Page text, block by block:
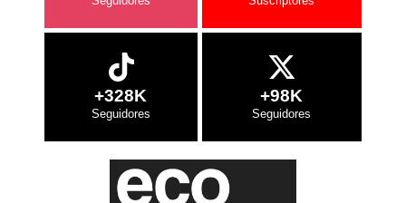
+328K +98K